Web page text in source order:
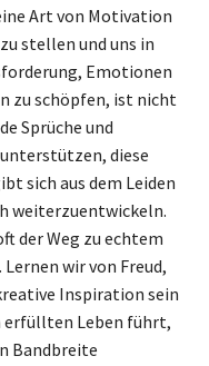
Art von Motivation
stellen und uns in
Emotionen
zu schöpfen, ist nicht
Sprüche und
diese
sich aus dem Leiden
weiterzuentwickeln.
der Weg zu echtem
wir von Freud,
Inspiration sein
erfüllten Leben führt,
Bandbreite